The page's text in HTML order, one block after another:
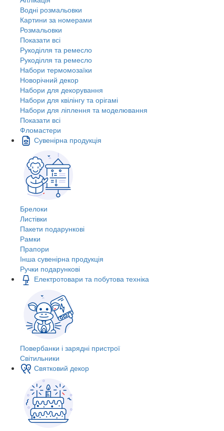
Водні розмальовки
Картини за номерами
Розмальовки
Показати всі
Рукоділля та ремесло
Рукоділля та ремесло
Набори термомозаїки
Новорічний декор
Набори для декорування
Набори для квілінгу та орігамі
Набори для ліплення та моделювання
Показати всі
Фломастери
Сувенірна продукція
Брелоки
Листівки
Пакети подарункові
Рамки
Прапори
Інша сувенірна продукція
Ручки подарункові
Електротовари та побутова техніка
Повербанки і зарядні пристрої
Світильники
Святковий декор